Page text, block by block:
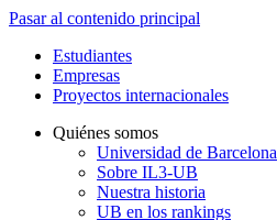
Pasar al contenido principal
Estudiantes
Empresas
Proyectos internacionales
Quiénes somos
Universidad de Barcelona
Sobre IL3-UB
Nuestra historia
UB en los rankings